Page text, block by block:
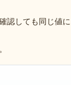
認しても同じ値